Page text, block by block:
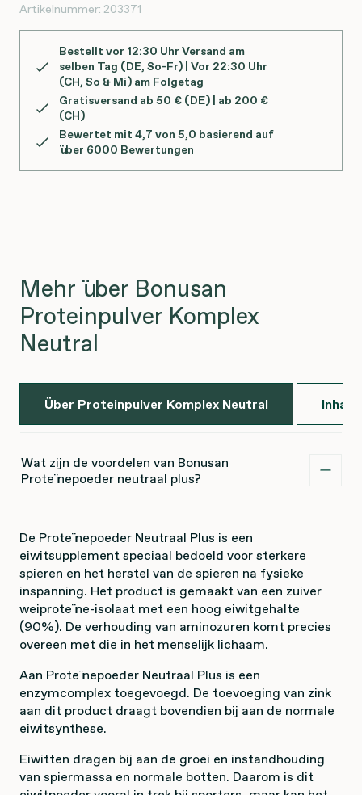
Artikelnummer: 203371
Bestellt vor 12:30 Uhr Versand am
selben Tag (DE, So-Fr) | Vor 22:30 Uhr
(CH, So & Mi) am Folgetag
Gratisversand ab 50 € (DE) | ab 200 €
(CH)
Bewertet mit 4,7 von 5,0 basierend auf
über 6000 Bewertungen
Mehr über Bonusan
Proteinpulver Komplex
Neutral
Über Proteinpulver Komplex Neutral
Wat zijn de voordelen van Bonusan
Proteïnepoeder neutraal plus?
De Proteïnepoeder Neutraal Plus is een
eiwitsupplement speciaal bedoeld voor sterkere
spieren en het herstel van de spieren na fysieke
inspanning. Het product is gemaakt van een zuiver
weiproteïne-isolaat met een hoog eiwitgehalte
(90%). De verhouding van aminozuren komt precies
overeen met die in het menselijk lichaam.
Aan Proteïnepoeder Neutraal Plus is een
enzymcomplex toegevoegd. De toevoeging van zink
aan dit product draagt bovendien bij aan de normale
eiwitsynthese.
Eiwitten dragen bij aan de groei en instandhouding
van spiermassa en normale botten. Daarom is dit